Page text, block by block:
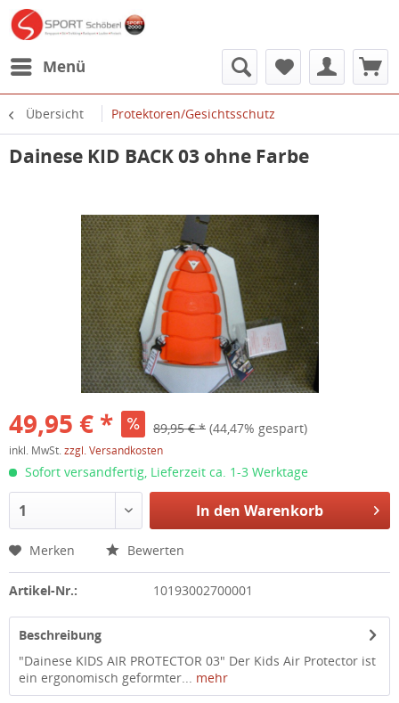
Menü
Übersicht Protektoren/Gesichtsschutz
Dainese KID BACK 03 ohne Farbe
49,95 € * 89,95 € * (44,47% gespart)
inkl. MwSt. zzgl. Versandkosten
Sofort versandfertig, Lieferzeit ca. 1-3 Werktage
In den Warenkorb
Merken Bewerten
Artikel-Nr.: 10193002700001
Beschreibung
"Dainese KIDS AIR PROTECTOR 03" Der Kids Air Protector ist
ein ergonomisch geformter... mehr